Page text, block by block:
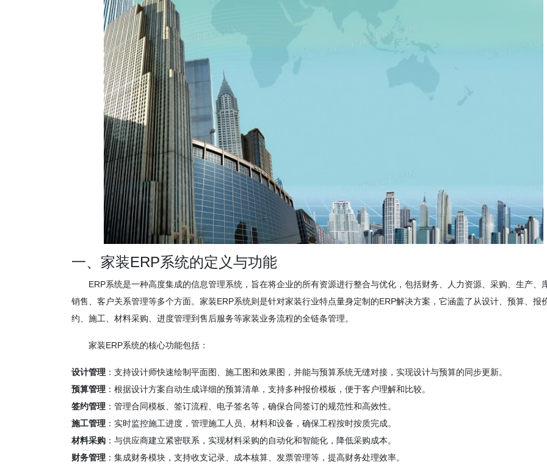
一、家装ERP系统的定义与功能
ERP系统是一种高度集成的信息管理系统，旨在将企业的所有资源进行整合与优化，包括财务、人力资源、采购、生产、
销售、客户关系管理等多个方面。家装ERP系统则是针对家装行业特点量身定制的ERP解决方案，它涵盖了从设计、预算、报
约、施工、材料采购、进度管理到售后服务等家装业务流程的全链条管理。
家装ERP系统的核心功能包括：
设计管理 ：支持设计师快速绘制平面图、施工图和效果图，并能与预算系统无缝对接，实现设计与预算的同步更新。
预算管理 ：根据设计方案自动生成详细的预算清单，支持多种报价模板，便于客户理解和比较。
签约管理 ：管理合同模板、签订流程、电子签名等，确保合同签订的规范性和高效性。
施工管理 ：实时监控施工进度，管理施工人员、材料和设备，确保工程按时按质完成。
材料采购 ：与供应商建立紧密联系，实现材料采购的自动化和智能化，降低采购成本。
财务管理 ：集成财务模块，支持收支记录、成本核算、发票管理等，提高财务处理效率。